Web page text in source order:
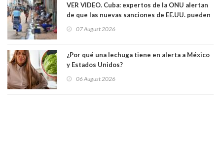
VER VIDEO. Cuba: expertos de la ONU alertan
de que las nuevas sanciones de EE.UU. pueden
07 August 2026
¿Por qué una lechuga tiene en alerta a México
y Estados Unidos?
06 August 2026